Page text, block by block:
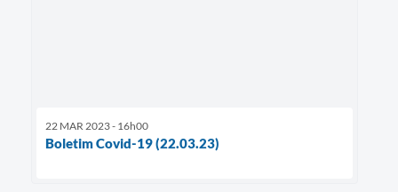
22 MAR 2023 - 16h00
Boletim Covid-19 (22.03.23)